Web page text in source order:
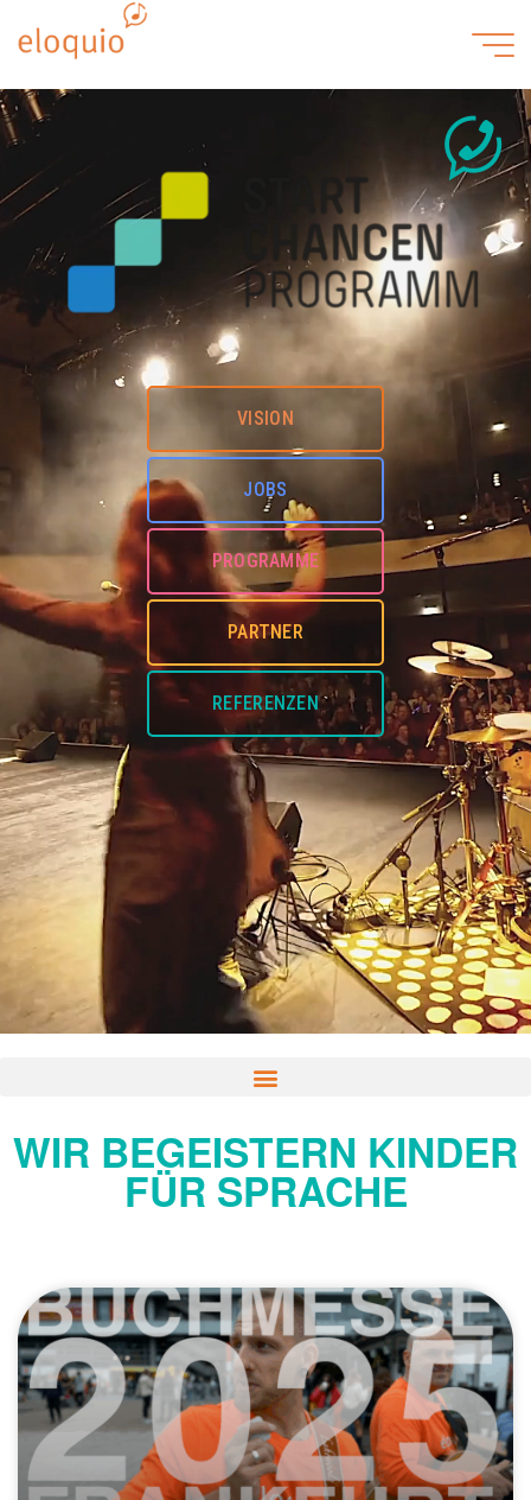
Startseite
VISION
JOBS
PROGRAMME
PARTNER
REFERENZEN
WIR BEGEISTERN KINDER
FÜR SPRACHE